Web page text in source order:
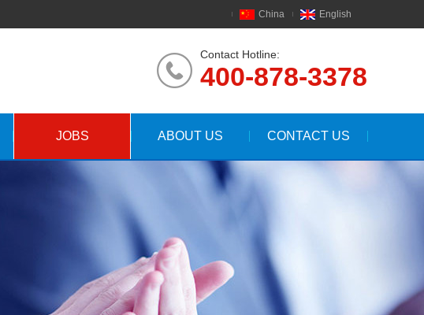
China English
Contact Hotline:
400-878-3378
JOBS ABOUT US CONTACT US